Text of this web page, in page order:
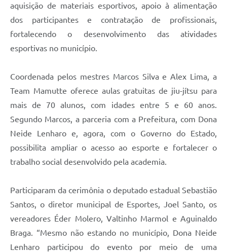
aquisição de materiais esportivos, apoio à alimentação
dos participantes e contratação de profissionais,
fortalecendo o desenvolvimento das atividades
esportivas no município.
Coordenada pelos mestres Marcos Silva e Alex Lima, a
Team Mamutte oferece aulas gratuitas de jiu-jítsu para
mais de 70 alunos, com idades entre 5 e 60 anos.
Segundo Marcos, a parceria com a Prefeitura, com Dona
Neide Lenharo e, agora, com o Governo do Estado,
possibilita ampliar o acesso ao esporte e fortalecer o
trabalho social desenvolvido pela academia.
Participaram da cerimônia o deputado estadual Sebastião
Santos, o diretor municipal de Esportes, Joel Santo, os
vereadores Éder Molero, Valtinho Marmol e Aguinaldo
Braga. “Mesmo não estando no município, Dona Neide
Lenharo participou do evento por meio de uma